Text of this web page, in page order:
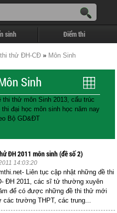
sinh Điểm thi
thử ĐH-CĐ » Môn Sinh
Sinh
thi thử môn Sinh 2013, cấu trúc
thi đại học môn sinh học năm nay
Bộ GD&ĐT
ĐH 2011 môn sinh (đề số 2)
14:03:20
Liên tục cập nhật những đề thi
ĐH 2011, các sĩ tử thường xuyên
để có được những đề thi thử mới
các trường THPT, các trung...